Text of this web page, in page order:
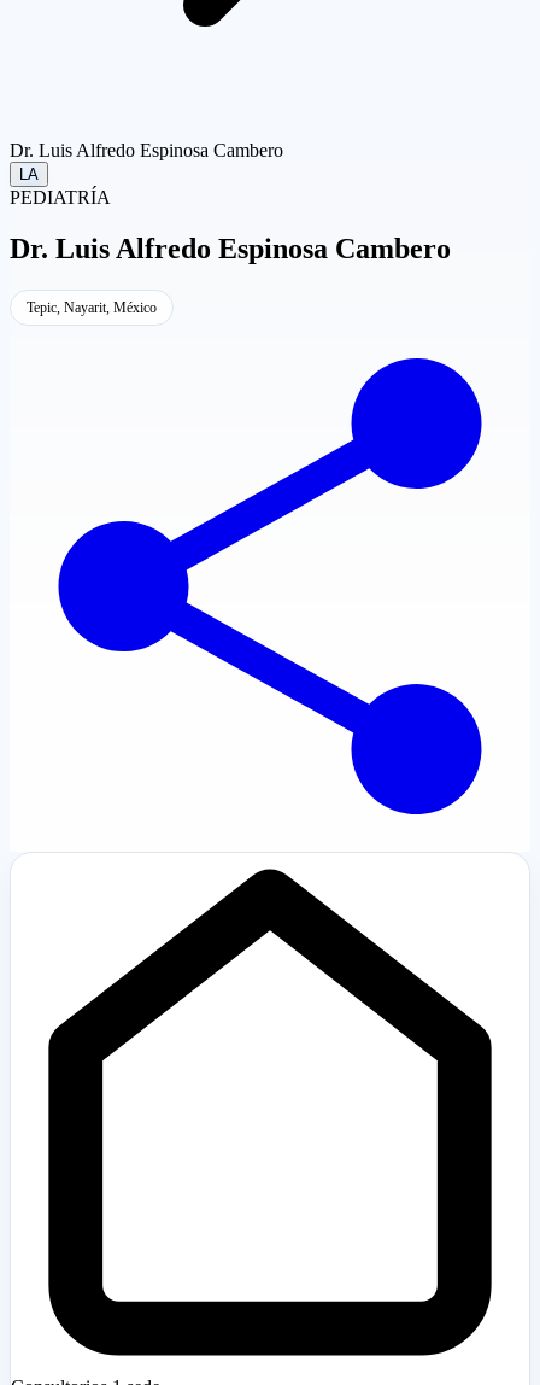
Dr. Luis Alfredo Espinosa Cambero
LA
PEDIATRÍA
Dr. Luis Alfredo Espinosa Cambero
Tepic, Nayarit, México